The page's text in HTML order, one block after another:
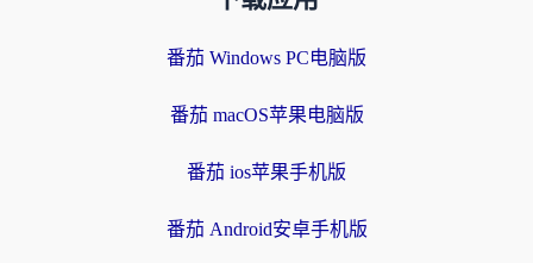
番茄 Windows PC电脑版
番茄 macOS苹果电脑版
番茄 ios苹果手机版
番茄 Android安卓手机版